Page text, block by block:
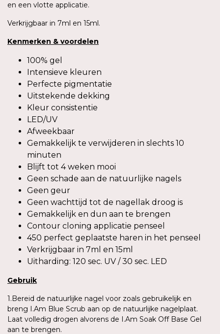
en een vlotte applicatie.
Verkrijgbaar in 7ml en 15ml.
Kenmerken & voordelen
100% gel
Intensieve kleuren
Perfecte pigmentatie
Uitstekende dekking
Kleur consistentie
LED/UV
Afweekbaar
Gemakkelijk te verwijderen in slechts 10
minuten
Blijft tot 4 weken mooi
Geen schade aan de natuurlijke nagels
Geen geur
Geen wachttijd tot de nagellak droog is
Gemakkelijk en dun aan te brengen
Contour cloning applicatie penseel
450 perfect geplaatste haren in het penseel
Verkrijgbaar in 7ml en 15ml
Uitharding: 120 sec. UV / 30 sec. LED
Gebruik
1.Bereid de natuurlijke nagel voor zoals gebruikelijk en
breng I.Am Blue Scrub aan op de natuurlijke nagelplaat.
Laat volledig drogen alvorens de I.Am Soak Off Base Gel
aan te brengen.